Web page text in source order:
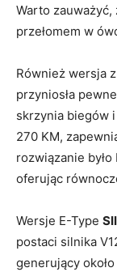
Warto zauważyć,
przełomem ⁣w​
Również⁤ wersja
przyniosła
skrzynia biegów
270 KM,
rozwiązanie⁣
oferując
Wersje⁤ E-Type
postaci silnika
generujący​